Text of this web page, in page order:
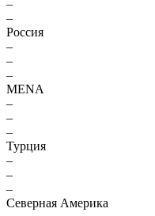
–
–
Россия
–
–
–
MENA
–
–
–
Турция
–
–
–
Северная Америка